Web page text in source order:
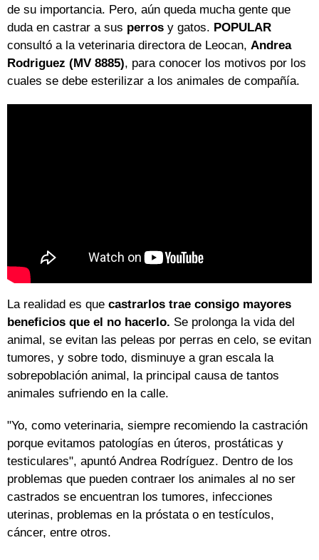
de su importancia. Pero, aún queda mucha gente que
duda en castrar a sus perros y gatos. POPULAR
consultó a la veterinaria directora de Leocan, Andrea
Rodriguez (MV 8885), para conocer los motivos por los
cuales se debe esterilizar a los animales de compañía.
La realidad es que castrarlos trae consigo mayores
beneficios que el no hacerlo. Se prolonga la vida del
animal, se evitan las peleas por perras en celo, se evitan
tumores, y sobre todo, disminuye a gran escala la
sobrepoblación animal, la principal causa de tantos
animales sufriendo en la calle.
"Yo, como veterinaria, siempre recomiendo la castración
porque evitamos patologías en úteros, prostáticas y
testiculares", apuntó Andrea Rodríguez. Dentro de los
problemas que pueden contraer los animales al no ser
castrados se encuentran los tumores, infecciones
uterinas, problemas en la próstata o en testículos,
cáncer, entre otros.